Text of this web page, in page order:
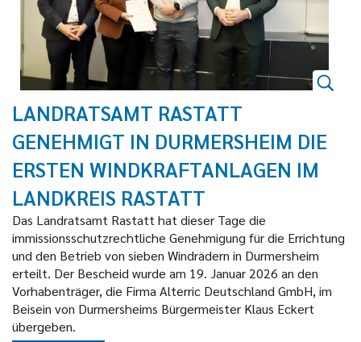
LANDRATSAMT RASTATT
GENEHMIGT IN DURMERSHEIM DIE
ERSTEN WINDKRAFTANLAGEN IM
LANDKREIS RASTATT
Das Landratsamt Rastatt hat dieser Tage die
immissionsschutzrechtliche Genehmigung für die Errichtung
und den Betrieb von sieben Windrädern in Durmersheim
erteilt. Der Bescheid wurde am 19. Januar 2026 an den
Vorhabenträger, die Firma Alterric Deutschland GmbH, im
Beisein von Durmersheims Bürgermeister Klaus Eckert
übergeben.